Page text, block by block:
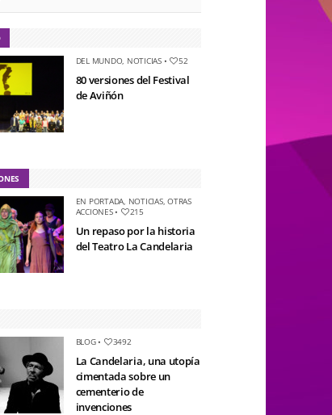
DEL MUNDO, NOTICIAS• 52
80 versiones del Festival
de Aviñón
EN PORTADA, NOTICIAS,OTRAS
ACCIONES• 215
Un repaso por la historia
del Teatro La Candelaria
BLOG• 3492
La Candelaria, una utopía
cimentada sobre un
cementerio de
invenciones